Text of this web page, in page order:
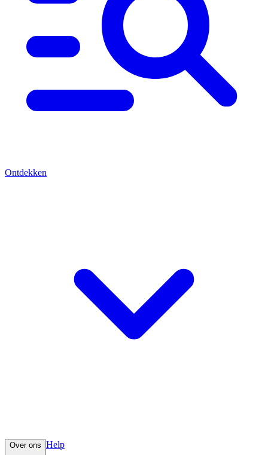
Ontdekken
Over ons Help